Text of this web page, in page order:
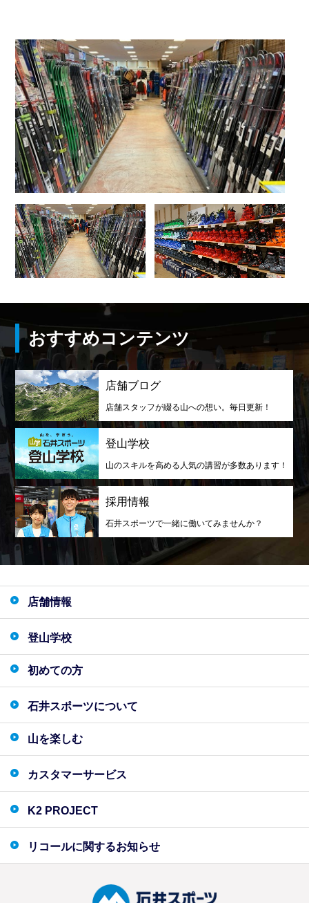
おすすめコンテンツ
店舗ブログ
店舗スタッフが綴る山への想い。毎日更新！
登山学校
山のスキルを高める人気の講習が多数あります！
採用情報
石井スポーツで一緒に働いてみませんか？
店舗情報
登山学校
初めての方
石井スポーツについて
山を楽しむ
カスタマーサービス
K2 PROJECT
リコールに関するお知らせ